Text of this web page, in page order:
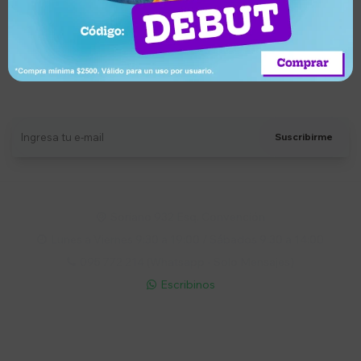
Suscríbete a nuestro newsletter
Suscribirme
 Escribinos